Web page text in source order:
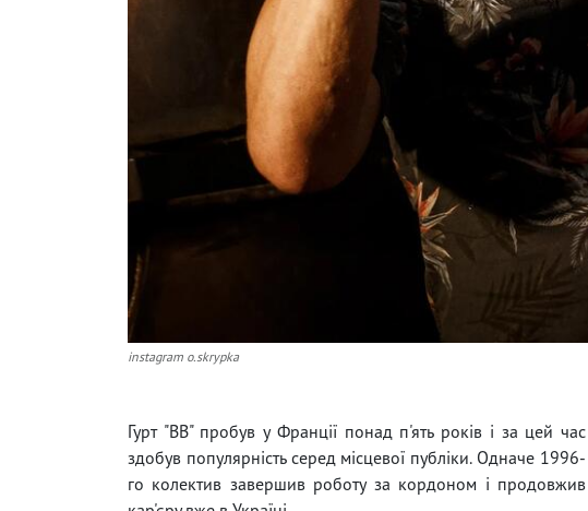
instagram o.skrypka
Гурт "ВВ" пробув у Франції понад п'ять років і за цей час
здобув популярність серед місцевої публіки. Одначе 1996-
го колектив завершив роботу за кордоном і продовжив